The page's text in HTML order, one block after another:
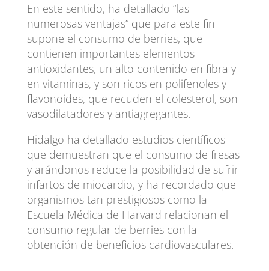
En este sentido, ha detallado “las
numerosas ventajas” que para este fin
supone el consumo de berries, que
contienen importantes elementos
antioxidantes, un alto contenido en fibra y
en vitaminas, y son ricos en polifenoles y
flavonoides, que recuden el colesterol, son
vasodilatadores y antiagregantes.
Hidalgo ha detallado estudios científicos
que demuestran que el consumo de fresas
y arándonos reduce la posibilidad de sufrir
infartos de miocardio, y ha recordado que
organismos tan prestigiosos como la
Escuela Médica de Harvard relacionan el
consumo regular de berries con la
obtención de beneficios cardiovasculares.